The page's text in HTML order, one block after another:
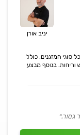
יניב אורן
סוגי המזגנים, כולל
וריחות. בנוסף מבצע
גמור.״